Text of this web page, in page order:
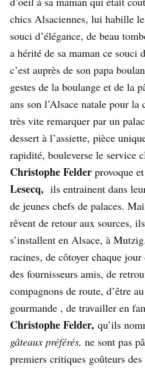
chics Alsaciennes, lui habille
souci d’élégance, de beau
a hérité de sa maman ce souci
c’est auprès de son papa
gestes de la boulange et de la
ans son l’Alsace natale pour la
très vite remarquer par un
dessert à l’assiette, pièce
rapidité, bouleverse le service
Christophe Felder provoque
Lesecq, ils entrainent dans
de jeunes chefs de palaces.
rêvent de retour aux sources,
s’installent en Alsace, à
racines, de côtoyer chaque
des fournisseurs amis, de
compagnons de route, d’être
gourmande , de travailler en
Christophe Felder, qu’ils
gâteaux préférés, ne sont pas
premiers critiques goûteurs